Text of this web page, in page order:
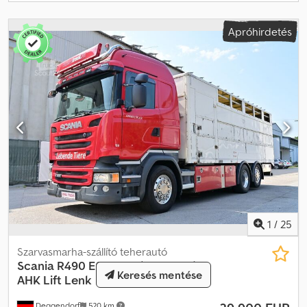
oldalt Sebességkorlátozó, állítható, limiter (fordulatszám
szabályozó) Technológia 2 DIN infotainment rendszer 5” kijelzővel
(Advanced) FMS, flottafelügyeleti rendszerekhez előkészített
Gateway Külső Automata LED fényszórók Nappali menetfény és
helyzetjelző LED funkcióval Első LED ködlámpák, 3 dióda
Kanyarodófény Állítható tetőszélterelő Ajtóablak-szélterelő
Vezetőtámogató csomag (ADAS) Adaptív sebességtartó
automatika (ACC) Sávelhagyásra figyelmeztető rendszer
Sávelhagyásra figyelmeztetés aktív kormányzással Aktív sávtartó
asszisztens Gumiabroncs információk Bal első – 13 mm Jobb első
– 13 mm Bal hátsó belső – 9 mm Bal hátsó külső – 9 mm Jobb hátsó
belső – 9 mm Jobb hátsó külső – 10 mm
Apróhirdetés
1 / 25
Szarvasmarha-szállító teherautó
Scania R490 E6 Retarder 2 Stock
AHK Lift Lenk
Keresés mentése